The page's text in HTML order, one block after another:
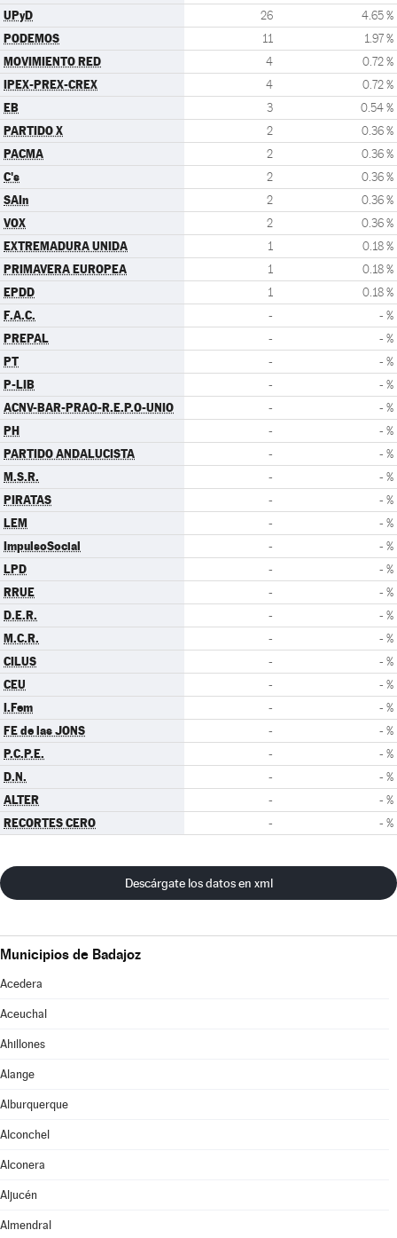
UPyD 26 4.65 %
PODEMOS 11 1.97 %
MOVIMIENTO RED 4 0.72 %
IPEX-PREX-CREX 4 0.72 %
EB 3 0.54 %
PARTIDO X 2 0.36 %
PACMA 2 0.36 %
C's 2 0.36 %
SAIn 2 0.36 %
VOX 2 0.36 %
EXTREMADURA UNIDA 1 0.18 %
PRIMAVERA EUROPEA 1 0.18 %
EPDD 1 0.18 %
F.A.C. - - %
PREPAL - - %
PT - - %
P-LIB - - %
ACNV-BAR-PRAO-R.E.P.O-UNIO - - %
PH - - %
PARTIDO ANDALUCISTA - - %
M.S.R. - - %
PIRATAS - - %
LEM - - %
ImpulsoSocial - - %
LPD - - %
RRUE - - %
D.E.R. - - %
M.C.R. - - %
CILUS - - %
CEU - - %
I.Fem - - %
FE de las JONS - - %
P.C.P.E. - - %
D.N. - - %
ALTER - - %
RECORTES CERO - - %
Descárgate los datos en xml
Municipios de Badajoz
Acedera
Aceuchal
Ahillones
Alange
Alburquerque
Alconchel
Alconera
Aljucén
Almendral